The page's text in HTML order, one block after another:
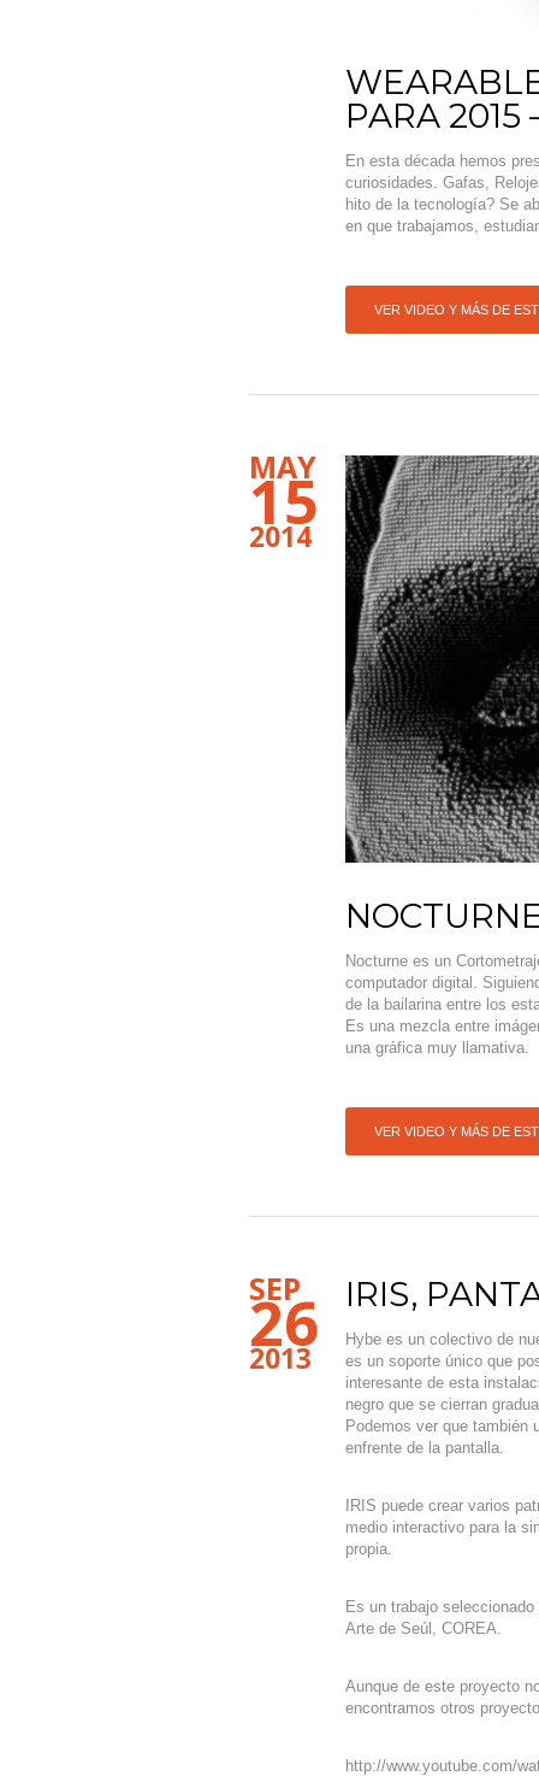
PARA 2015
En esta década hemos
curiosidades. Gafas,
hito de la tecnología? Se
en que trabajamos,
VER VIDEO Y MÁS DE
MAY
15
2014
Nocturne es un
computador digital.
de la bailarina entre los
Es una mezcla entre
una gráfica muy llamativa.
VER VIDEO Y MÁS DE
SEP
26
2013
IRIS,
Hybe es un colectivo de
es un soporte único que
interesante de esta
negro que se cierran
Podemos ver que también
enfrente de la pantalla.
IRIS puede crear varios
medio interactivo para la
propia.
Es un trabajo
Arte de Seúl, COREA.
Aunque de este proyecto
encontramos otros
http://www.youtube.com/